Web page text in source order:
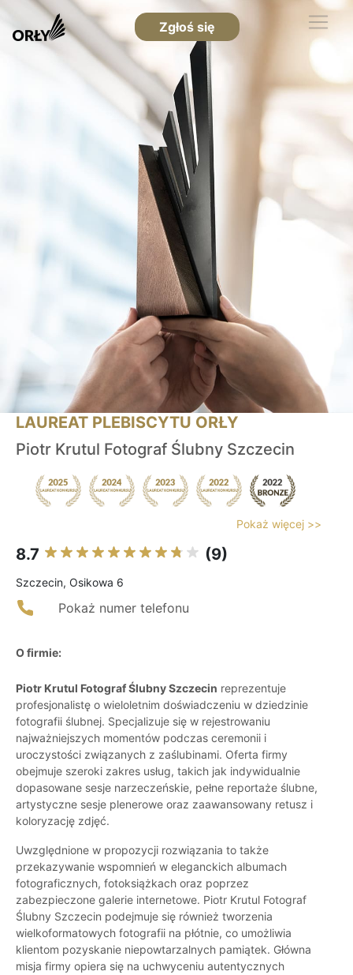
Zgłoś się
LAUREAT PLEBISCYTU ORŁY
Piotr Krutul Fotograf Ślubny Szczecin
Pokaż więcej >>
8.7 (9)
Szczecin, Osikowa 6
Pokaż numer telefonu
O firmie:
Piotr Krutul Fotograf Ślubny Szczecin reprezentuje
profesjonalistę o wieloletnim doświadczeniu w dziedzinie
fotografii ślubnej. Specjalizuje się w rejestrowaniu
najważniejszych momentów podczas ceremonii i
uroczystości związanych z zaślubinami. Oferta firmy
obejmuje szeroki zakres usług, takich jak indywidualnie
dopasowane sesje narzeczeńskie, pełne reportaże ślubne,
artystyczne sesje plenerowe oraz zaawansowany retusz i
koloryzację zdjęć.
Uwzględnione w propozycji rozwiązania to także
przekazywanie wspomnień w eleganckich albumach
fotograficznych, fotoksiążkach oraz poprzez
zabezpieczone galerie internetowe. Piotr Krutul Fotograf
Ślubny Szczecin podejmuje się również tworzenia
wielkoformatowych fotografii na płótnie, co umożliwia
klientom pozyskanie niepowtarzalnych pamiątek. Główna
misja firmy opiera się na uchwyceniu autentycznych